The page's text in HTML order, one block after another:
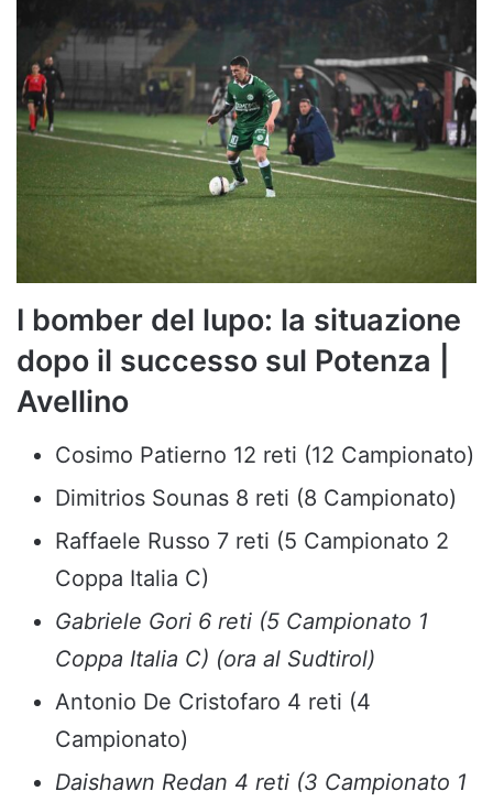
I bomber del lupo: la situazione
dopo il successo sul Potenza |
Avellino
Cosimo Patierno 12 reti (12 Campionato)
Dimitrios Sounas 8 reti (8 Campionato)
Raffaele Russo 7 reti (5 Campionato 2
Coppa Italia C)
Gabriele Gori 6 reti (5 Campionato 1
Coppa Italia C) (ora al Sudtirol)
Antonio De Cristofaro 4 reti (4
Campionato)
Daishawn Redan 4 reti (3 Campionato 1